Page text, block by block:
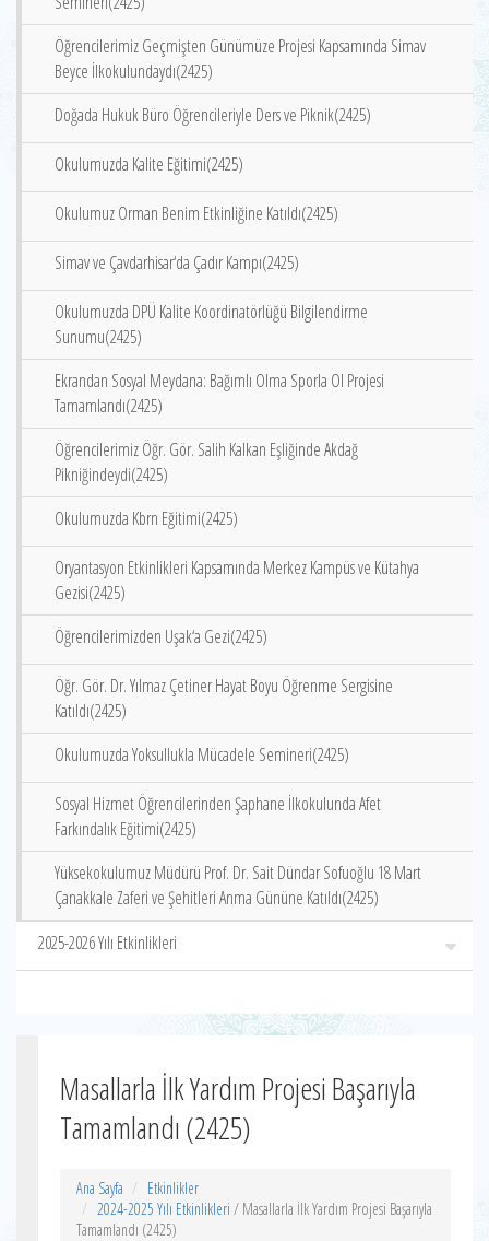
Öğrencilerimiz Geçmişten Günümüze Projesi Kapsamında Simav
Beyce İlkokulundaydı(2425)
Doğada Hukuk Büro Öğrencileriyle Ders ve Piknik(2425)
Okulumuzda Kalite Eğitimi(2425)
Okulumuz Orman Benim Etkinliğine Katıldı(2425)
Simav ve Çavdarhisar‘da Çadır Kampı(2425)
Okulumuzda DPÜ Kalite Koordinatörlüğü Bilgilendirme
Sunumu(2425)
Ekrandan Sosyal Meydana: Bağımlı Olma Sporla Ol Projesi
Tamamlandı(2425)
Öğrencilerimiz Öğr. Gör. Salih Kalkan Eşliğinde Akdağ
Pikniğindeydi(2425)
Okulumuzda Kbrn Eğitimi(2425)
Oryantasyon Etkinlikleri Kapsamında Merkez Kampüs ve Kütahya
Gezisi(2425)
Öğrencilerimizden Uşak‘a Gezi(2425)
Öğr. Gör. Dr. Yılmaz Çetiner Hayat Boyu Öğrenme Sergisine
Katıldı(2425)
Okulumuzda Yoksullukla Mücadele Semineri(2425)
Sosyal Hizmet Öğrencilerinden Şaphane İlkokulunda Afet
Farkındalık Eğitimi(2425)
Yüksekokulumuz Müdürü Prof. Dr. Sait Dündar Sofuoğlu 18 Mart
Çanakkale Zaferi ve Şehitleri Anma Gününe Katıldı(2425)
2025-2026 Yılı Etkinlikleri
Masallarla İlk Yardım Projesi Başarıyla
Tamamlandı (2425)
Ana Sayfa
Etkinlikler
2024-2025 Yılı Etkinlikleri / Masallarla İlk Yardım Projesi Başarıyla
Tamamlandı (2425)